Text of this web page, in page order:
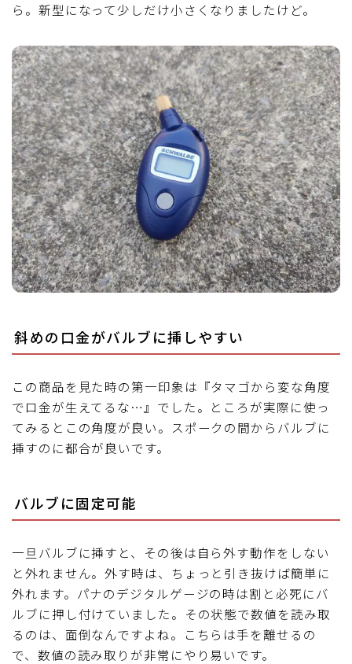
ら。新型になって少しだけ小さくなりましたけど。
斜めの口金がバルブに挿しやすい
この商品を見た時の第一印象は『タマゴから変な角度
で口金が生えてるな…』でした。ところが実際に使っ
てみるとこの角度が良い。スポークの間からバルブに
挿すのに都合が良いです。
バルブに固定可能
一旦バルブに挿すと、その後は自ら外す動作をしない
と外れません。外す時は、ちょっと引き抜けば簡単に
外れます。パナのデジタルゲージの時は割と必死にバ
ルブに押し付けていました。その状態で数値を読み取
るのは、面倒なんですよね。こちらは手を離せるの
で、数値の読み取りが非常にやり易いです。